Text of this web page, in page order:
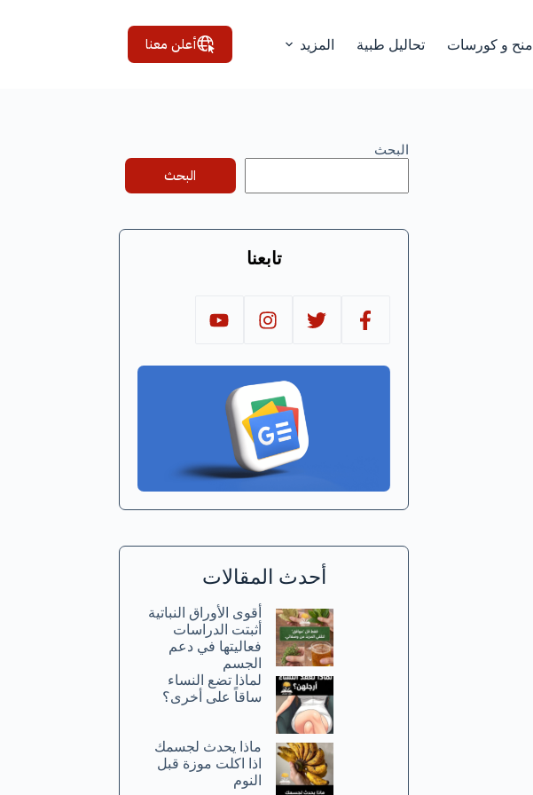
منح و كورسات تحاليل طبية المزيد أعلن معنا
البحث
البحث
تابعنا
أحدث المقالات
أقوى الأوراق النباتية
أثبتت الدراسات
فعاليتها في دعم
الجسم
لماذا تضع النساء
ساقاً على أخرى؟
ماذا يحدث لجسمك
اذا اكلت موزة قبل
النوم